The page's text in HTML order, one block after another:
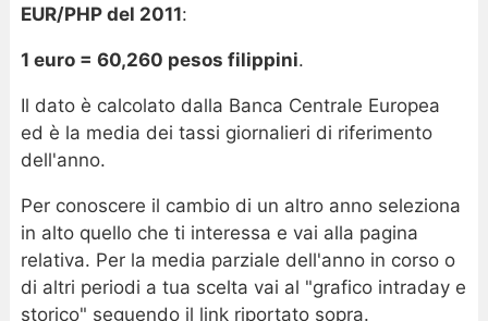
EUR/PHP del 2011:
1 euro = 60,260 pesos filippini.
Il dato è calcolato dalla Banca Centrale Europea
ed è la media dei tassi giornalieri di riferimento
dell'anno.
Per conoscere il cambio di un altro anno seleziona
in alto quello che ti interessa e vai alla pagina
relativa. Per la media parziale dell'anno in corso o
di altri periodi a tua scelta vai al "grafico intraday e
storico" seguendo il link riportato sopra.